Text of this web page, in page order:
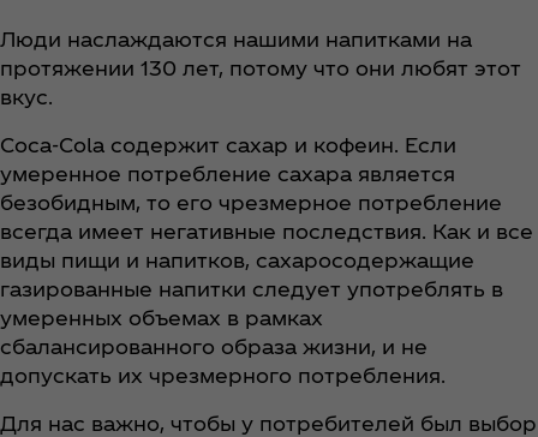
Люди наслаждаются нашими напитками на
протяжении 130 лет, потому что они любят этот
вкус.
Coca‑Cola содержит сахар и кофеин. Если
умеренное потребление сахара является
безобидным, то его чрезмерное потребление
всегда имеет негативные последствия. Как и все
виды пищи и напитков, сахаросодержащие
газированные напитки следует употреблять в
умеренных объемах в рамках
сбалансированного образа жизни, и не
допускать их чрезмерного потребления.
Для нас важно, чтобы у потребителей был выбор